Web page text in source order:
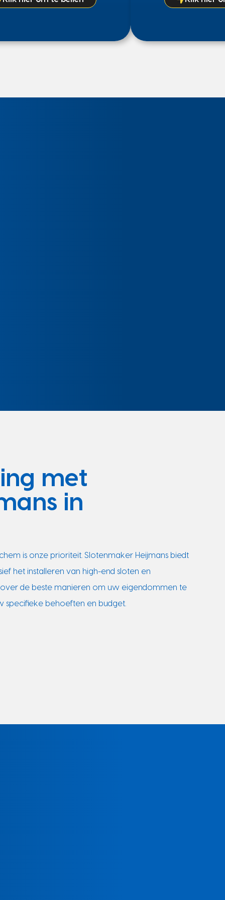
met
in
is onze prioriteit. Slotenmaker Heijmans biedt
het installeren van high-end sloten en
de beste manieren om uw eigendommen te
specifieke behoeften en budget.